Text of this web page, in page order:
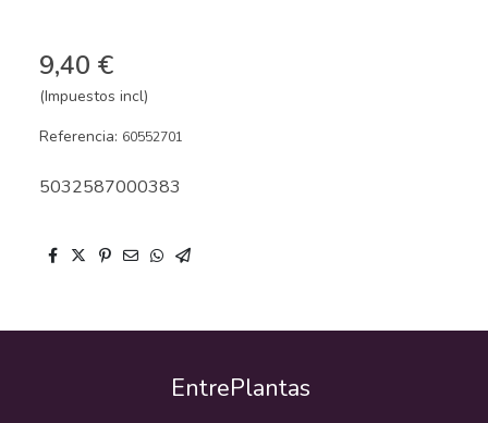
9,40 €
(Impuestos incl)
Referencia: 60552701
5032587000383
EntrePlantas